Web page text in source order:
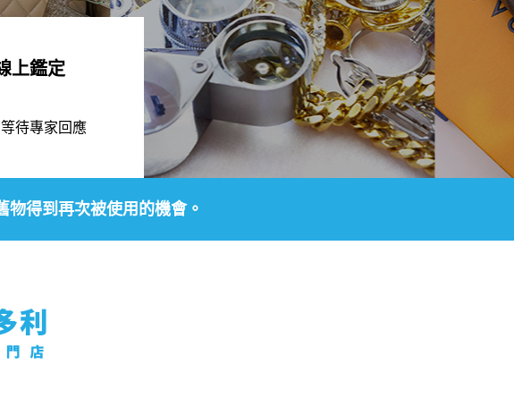
上鑑定
待專家回應
得到再次被使用的機會。